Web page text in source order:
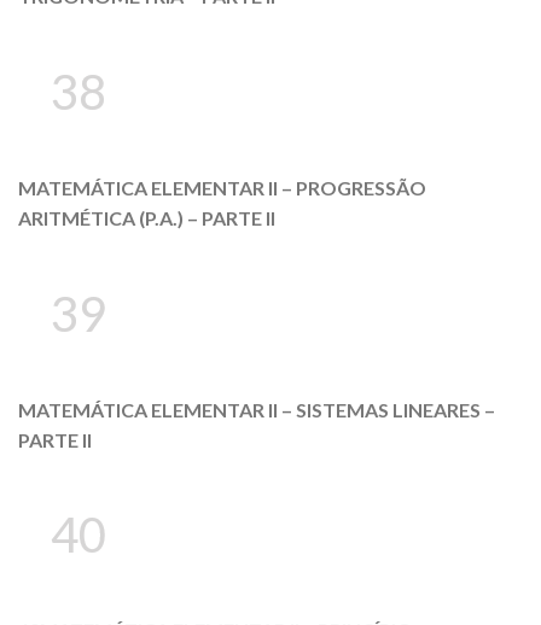
38
MATEMÁTICA ELEMENTAR II – PROGRESSÃO
ARITMÉTICA (P.A.) – PARTE II
39
MATEMÁTICA ELEMENTAR II – SISTEMAS LINEARES –
PARTE II
40